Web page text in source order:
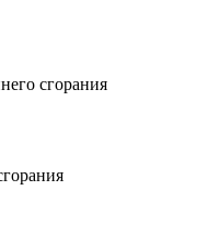
сгорания